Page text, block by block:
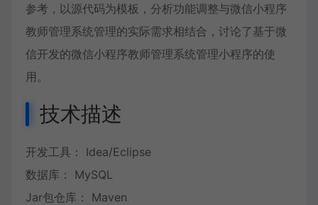
参考，以源代码为模板，分析功能调整与微信小程序
教师管理系统管理的实际需求相结合，讨论了基于微
信开发的微信小程序教师管理系统管理小程序的使
用。
技术描述
开发工具： Idea/Eclipse
数据库： MySQL
Jar包仓库： Maven